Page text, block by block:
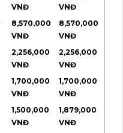
VNĐ
VNĐ
8,570,000
VNĐ
8,570,000
VNĐ
2,256,000
VNĐ
2,256,000
VNĐ
1,700,000
VNĐ
1,700,000
VNĐ
1,500,000
VNĐ
1,879,000
VNĐ